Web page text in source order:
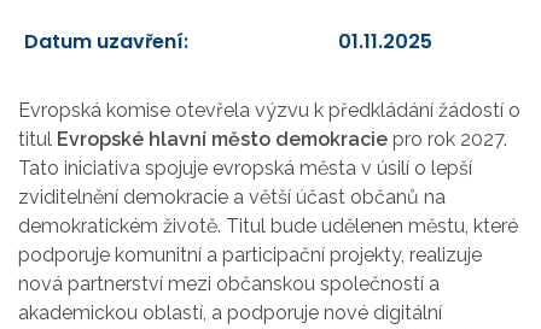
Datum uzavření: 01.11.2025
Evropská komise otevřela výzvu k předkládání žádostí o
titul Evropské hlavní město demokracie pro rok 2027.
Tato iniciativa spojuje evropská města v úsilí o lepší
zviditelnění demokracie a větší účast občanů na
demokratickém životě. Titul bude udělenen městu, které
podporuje komunitní a participační projekty, realizuje
nová partnerství mezi občanskou společností a
akademickou oblastí, a podporuje nové digitální